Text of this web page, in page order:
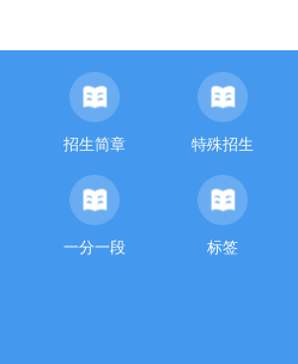
招生简章 特殊招生
一分一段 标签